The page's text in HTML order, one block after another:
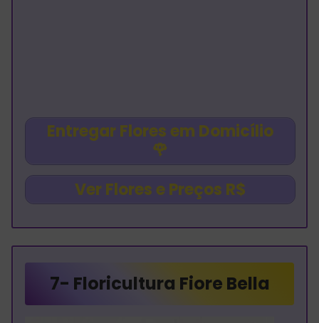
Entregar Flores em Domicílio
🌹
Ver Flores e Preços R$
7- Floricultura Fiore Bella